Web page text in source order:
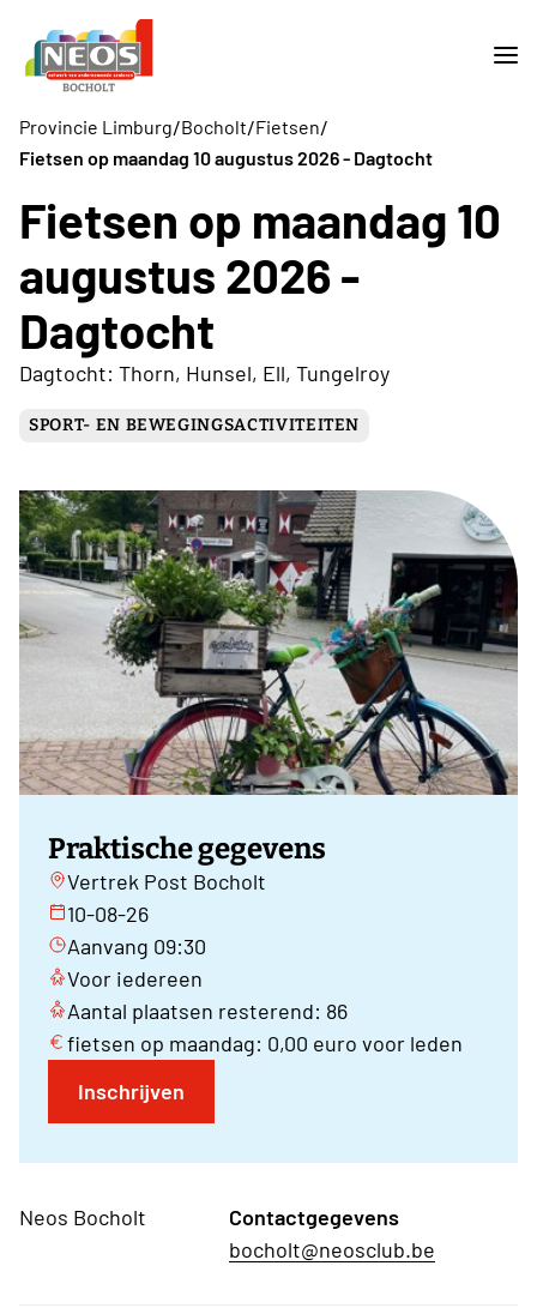
Provincie Limburg/Bocholt/Fietsen/
Fietsen op maandag 10 augustus 2026 - Dagtocht
Fietsen op maandag 10
augustus 2026 -
Dagtocht
Dagtocht: Thorn, Hunsel, Ell, Tungelroy
SPORT- EN BEWEGINGSACTIVITEITEN
Praktische gegevens
Vertrek Post Bocholt
10-08-26
Aanvang 09:30
Voor iedereen
Aantal plaatsen resterend: 86
fietsen op maandag: 0,00 euro voor leden
Inschrijven
Neos Bocholt
Contactgegevens
bocholt@neosclub.be